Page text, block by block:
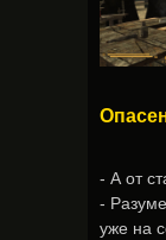
- А от
-
уже на